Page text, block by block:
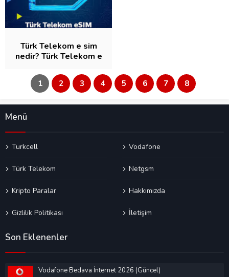
Türk Telekom e sim
nedir? Türk Telekom e
[DETAYLI ANLATIM]
1 2 3 4 5 6 7 8
Menü
Turkcell Vodafone
Türk Telekom Netgsm
Kripto Paralar Hakkımızda
Gizlilik Politikası İletişim
Son Eklenenler
Vodafone Bedava İnternet 2026 (Güncel)